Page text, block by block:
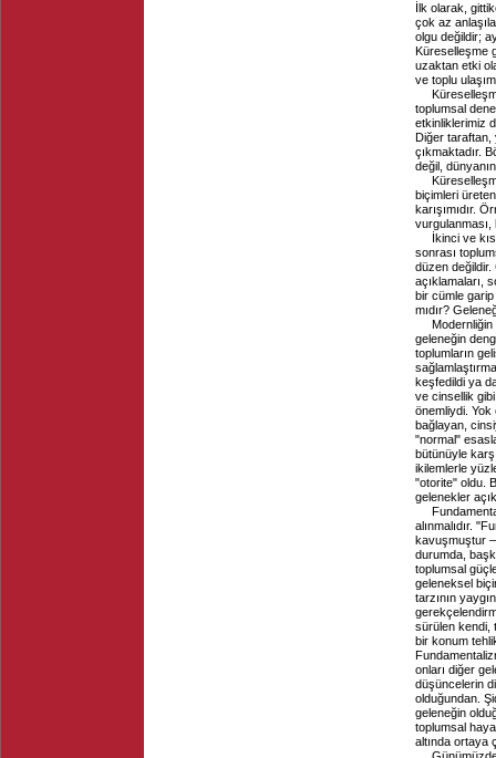
İlk olarak,
çok az
olgu değildir;
Küreselleşme
uzaktan etki
ve toplu
toplumsal
etkinliklerimiz
Diğer taraftan,
çıkmaktadır.
değil,
biçimleri
karışımıdır.
vurgulanması,
İkinci ve
sonrası
düzen
açıklamaları,
bir cümle
mıdır?
Modernliğin
geleneğin
toplumların
keşfedildi ya
ve cinsellik
önemliydi. Yok
bağlayan,
"normal"
bütünüyle
ikilemlerle
"otorite" oldu.
gelenekler
alınmalıdır.
kavuşmuştur
durumda,
toplumsal
geleneksel
tarzının
sürülen kendi,
bir konum
onları diğer
düşüncelerin
olduğundan.
geleneğin
toplumsal
altında ortaya